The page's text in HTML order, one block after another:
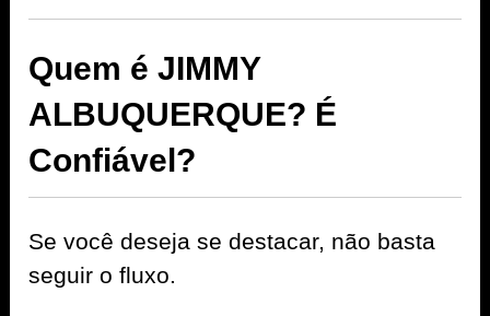
Quem é JIMMY
ALBUQUERQUE? É
Confiável?
Se você deseja se destacar, não basta
seguir o fluxo.